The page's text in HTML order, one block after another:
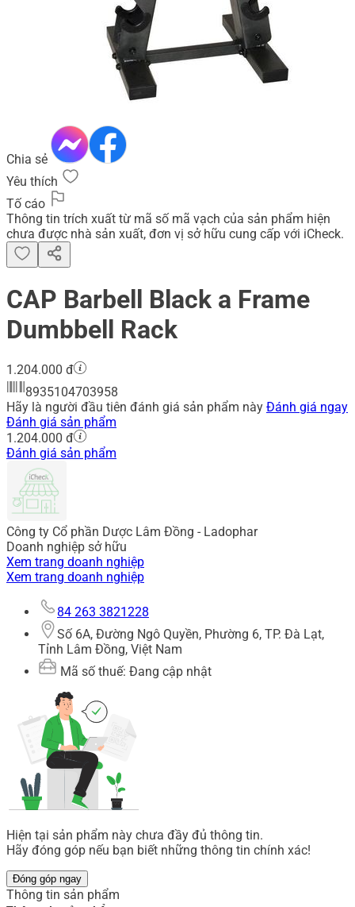
Chia sẻ
Yêu thích
Tố cáo
Thông tin trích xuất từ mã số mã vạch của sản phẩm hiện
chưa được nhà sản xuất, đơn vị sở hữu cung cấp với iCheck.
CAP Barbell Black a Frame
Dumbbell Rack
1.204.000 đ
8935104703958
Hãy là người đầu tiên đánh giá sản phẩm này Đánh giá ngay
Đánh giá sản phẩm
1.204.000 đ
Đánh giá sản phẩm
Công ty Cổ phần Dược Lâm Đồng - Ladophar
Doanh nghiệp sở hữu
Xem trang doanh nghiệp
Xem trang doanh nghiệp
84 263 3821228
Số 6A, Đường Ngô Quyền, Phường 6, TP. Đà Lạt,
Tỉnh Lâm Đồng, Việt Nam
Mã số thuế: Đang cập nhật
Hiện tại sản phẩm này chưa đầy đủ thông tin.
Hãy đóng góp nếu bạn biết những thông tin chính xác!
Đóng góp ngay
Thông tin sản phẩm